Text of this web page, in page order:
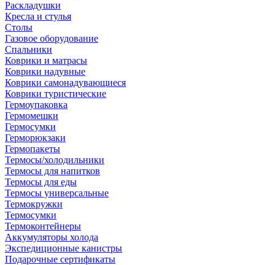
Раскладушки
Кресла и стулья
Столы
Газовое оборудование
Спальники
Коврики и матрасы
Коврики надувные
Коврики самонадувающиеся
Коврики туристические
Гермоупаковка
Гермомешки
Гермосумки
Герморюкзаки
Гермопакеты
Термосы/холодильники
Термосы для напитков
Термосы для еды
Термосы универсальные
Термокружки
Термосумки
Термоконтейнеры
Аккумуляторы холода
Экспедиционные канистры
Подарочные сертификаты